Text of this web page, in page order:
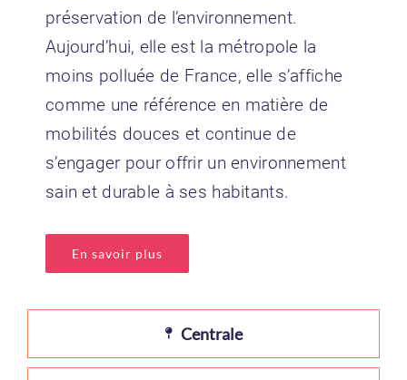
préservation de l’environnement.
Aujourd’hui, elle est la métropole la
moins polluée de France, elle s’affiche
comme une référence en matière de
mobilités douces et continue de
s’engager pour offrir un environnement
sain et durable à ses habitants.
En savoir plus
Centrale